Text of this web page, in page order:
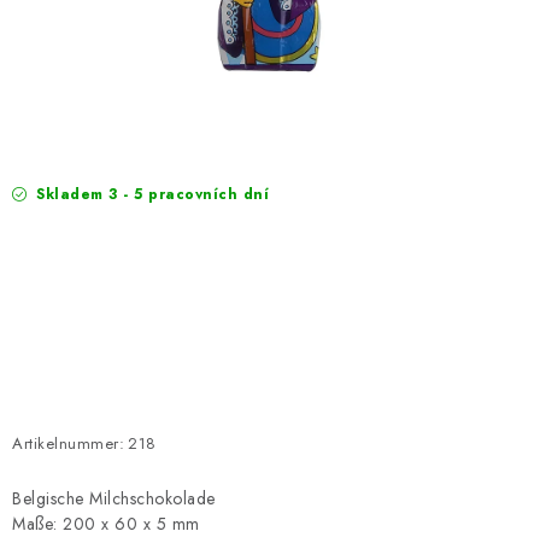
Geschäftsbedingungen
Skladem 3 - 5 pracovních dní
Artikelnummer: 218
Belgische Milchschokolade
Maße: 200 x 60 x 5 mm